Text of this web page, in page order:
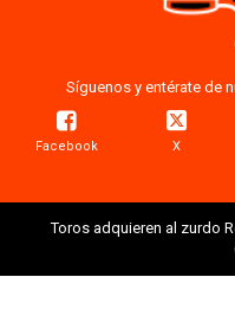
Síguenos y entérate de
Facebook X
Toros adquieren al zurdo